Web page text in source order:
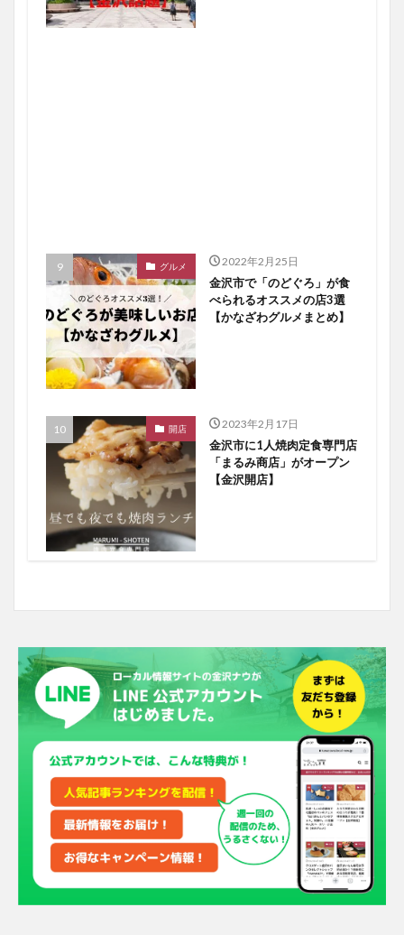
グルメ 2022年2月25日
金沢市で「のどぐろ」が食
べられるオススメの店3選
【かなざわグルメまとめ】
開店 2023年2月17日
金沢市に1人焼肉定食専門店
「まるみ商店」がオープン
【金沢開店】